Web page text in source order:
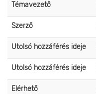
Témavezető
Szerző
Utolsó hozzáférés ideje
Utolsó hozzáférés ideje
Elérhető